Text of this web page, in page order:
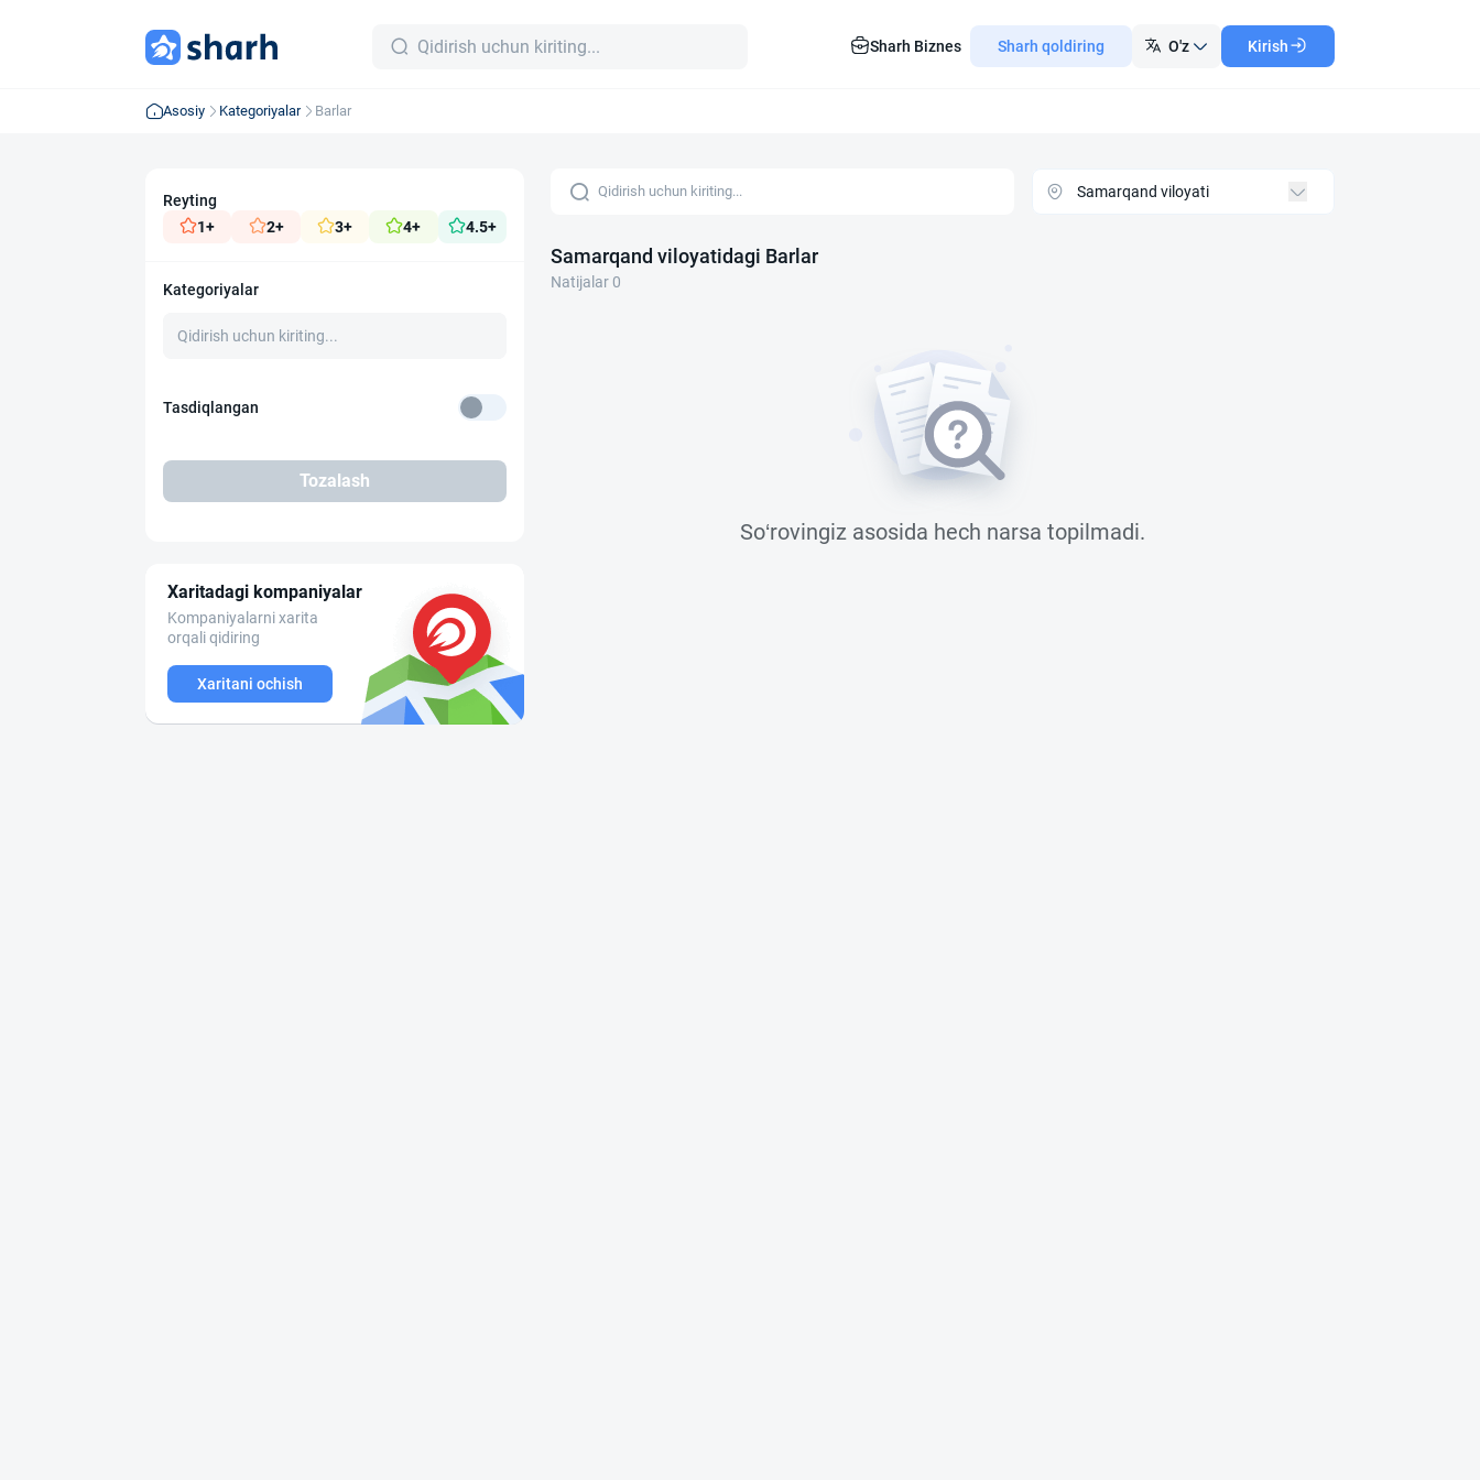
Sharh Biznes Sharh qoldiring O'z Kirish
Asosiy Kategoriyalar Barlar
Reyting
1+
2+ 3+ 4+ 4.5+
Kategoriyalar
Tasdiqlangan
Tozalash
Xaritadagi kompaniyalar
Kompaniyalarni xarita
orqali qidiring
Xaritani ochish
Samarqand viloyatidagi Barlar
Natijalar 0
So‘rovingiz asosida hech narsa topilmadi.